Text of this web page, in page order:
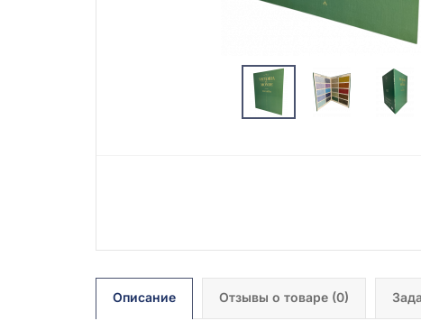
Описание Отзывы о товаре (0)